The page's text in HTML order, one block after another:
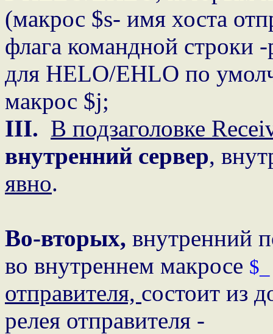
(макрос $s- имя хоста
флага командной строки
для HELO/EHLO по
макрос $j;
III. В подзаголовке
внутренний сервер,
явно.
Во-вторых, внутренний
во внутреннем макросе
отправителя, состоит из
релея отправителя -